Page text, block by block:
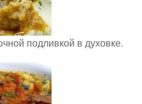
подливкой в духовке.